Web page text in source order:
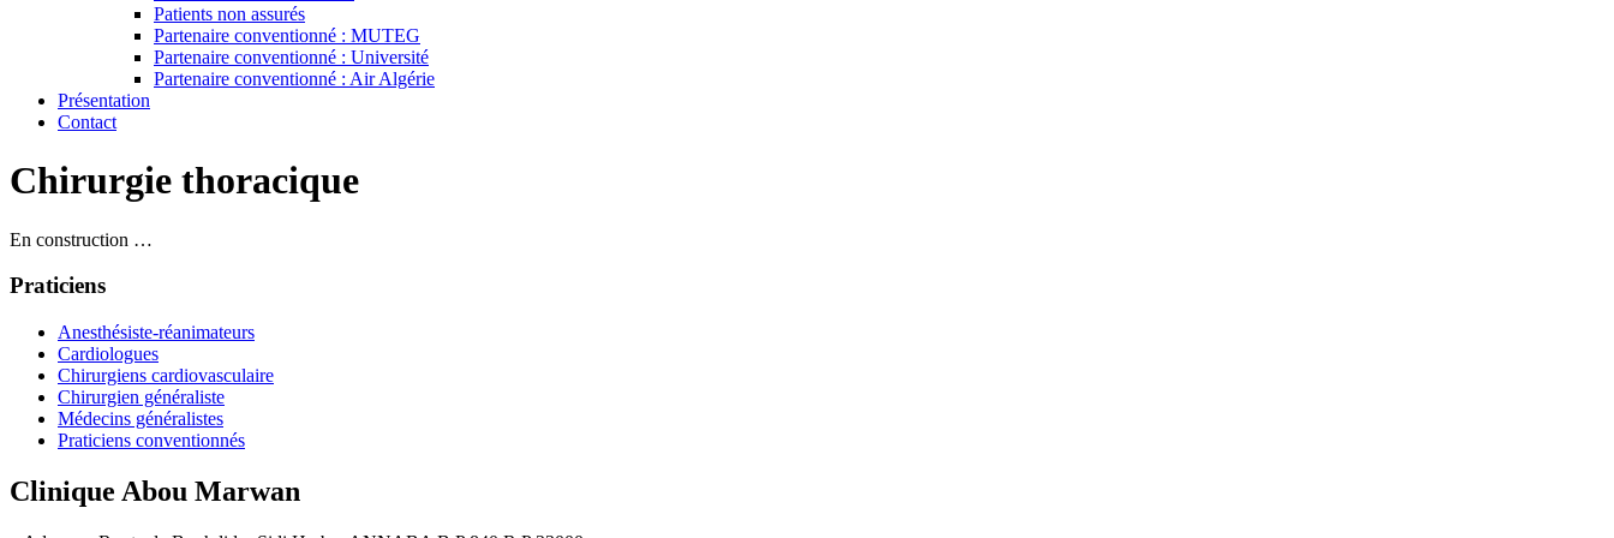
Patients non assurés
Partenaire conventionné : MUTEG
Partenaire conventionné : Université
Partenaire conventionné : Air Algérie
Présentation
Contact
Chirurgie thoracique
En construction …
Praticiens
Anesthésiste-réanimateurs
Cardiologues
Chirurgiens cardiovasculaire
Chirurgien généraliste
Médecins généralistes
Praticiens conventionnés
Clinique Abou Marwan